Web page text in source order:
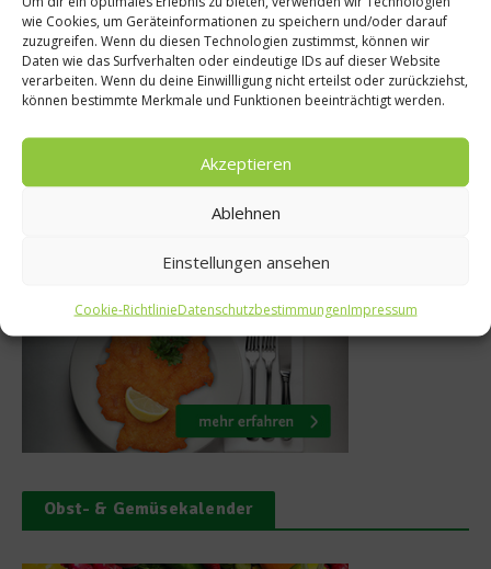
wie Cookies, um Geräteinformationen zu speichern und/oder darauf
zuzugreifen. Wenn du diesen Technologien zustimmst, können wir
Daten wie das Surfverhalten oder eindeutige IDs auf dieser Website
verarbeiten. Wenn du deine Einwillligung nicht erteilst oder zurückziehst,
können bestimmte Merkmale und Funktionen beeinträchtigt werden.
Akzeptieren
Ablehnen
Einstellungen ansehen
Cookie-RichtlinieDatenschutzbestimmungenImpressum
die nach
2019
Was ist der
zwischen
19. April 2013
Obst- & Gemüsekalender